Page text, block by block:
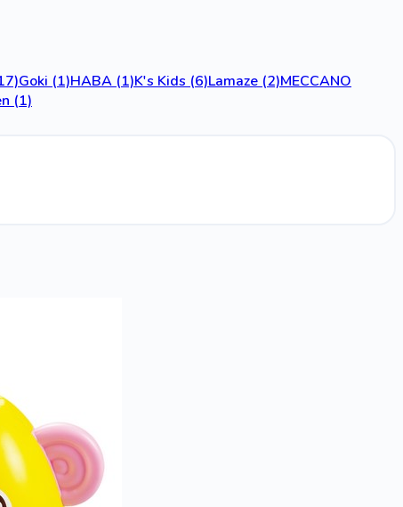
Goki (1)HABA (1)K's Kids (6)Lamaze (2)MECCANO
(1)